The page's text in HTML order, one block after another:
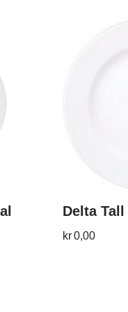
Delta Tall
kr0,00